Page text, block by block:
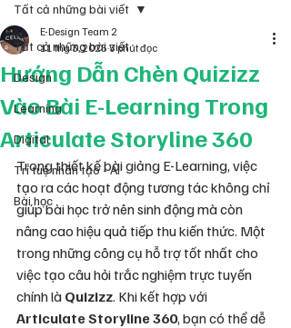
Tất cả những bài viết
Design
Learning
Digital
Trí tuệ nhân tạo - AI
Bài học
Tất cả những bài viết
Hướng Dẫn Chèn Quizizz
Vào Bài E-Learning Trong
Articulate Storyline 360
E-Design Team 2
11 thg 3, 2025 3 phút đọc
Trong thiết kế bài giảng E-Learning, việc
tạo ra các hoạt động tương tác không chỉ
giúp bài học trở nên sinh động mà còn
nâng cao hiệu quả tiếp thu kiến thức. Một
trong những công cụ hỗ trợ tốt nhất cho
việc tạo câu hỏi trắc nghiệm trực tuyến
chính là Quizizz. Khi kết hợp với
Articulate Storyline 360, bạn có thể dễ